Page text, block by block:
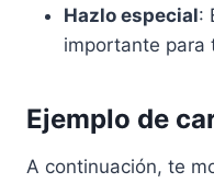
Hazlo especial:
importante para
Ejemplo de
A continuación, te